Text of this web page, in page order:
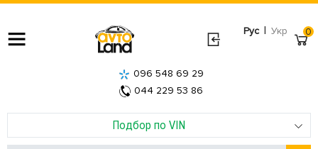
Рус | Укр
Подбор по VIN
096 548 69 29
044 229 53 86
0